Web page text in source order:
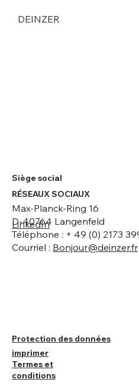
DEINZER
Siège social
Max-Planck-Ring 16
D-40764 Langenfeld
Téléphone : + 49 (0) 2173
Courriel : Bonjour@deinzer.fr
RÉSEAUX SOCIAUX
LinkedIn
Protection des données
imprimer
Termes et
conditions